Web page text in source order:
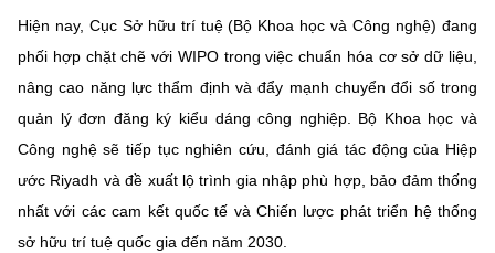
Hiện nay, Cục Sở hữu trí tuệ (Bộ Khoa học và Công nghệ) đang
phối hợp chặt chẽ với WIPO trong việc chuẩn hóa cơ sở dữ liệu,
nâng cao năng lực thẩm định và đẩy mạnh chuyển đổi số trong
quản lý đơn đăng ký kiểu dáng công nghiệp. Bộ Khoa học và
Công nghệ sẽ tiếp tục nghiên cứu, đánh giá tác động của Hiệp
ước Riyadh và đề xuất lộ trình gia nhập phù hợp, bảo đảm thống
nhất với các cam kết quốc tế và Chiến lược phát triển hệ thống
sở hữu trí tuệ quốc gia đến năm 2030.